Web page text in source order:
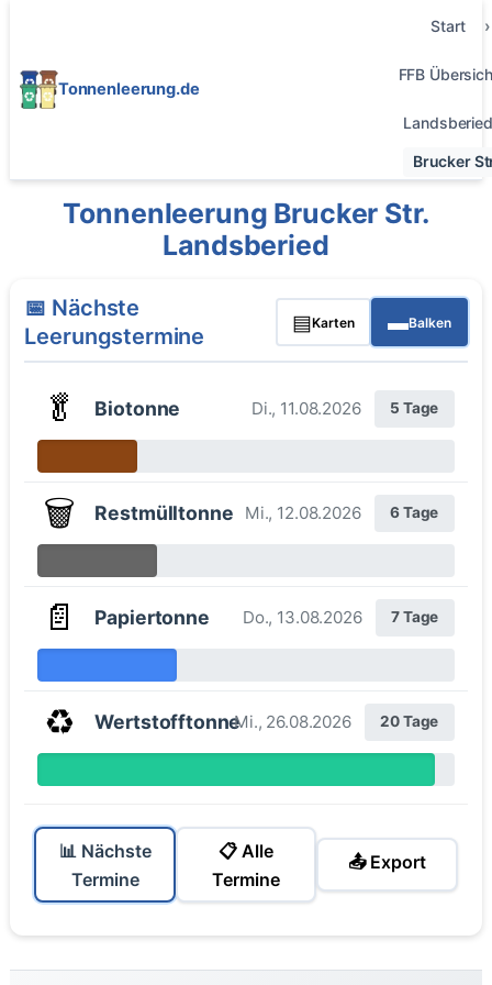
Tonnenleerung.de
Start
FFB
Landsberied
Brucker
Tonnenleerung Brucker Str.
Landsberied
📅 Nächste
Leerungstermine
▤Karten ▬Balken
🥬 Biotonne Di., 11.08.2026 5 Tage
🗑️ Restmülltonne Mi., 12.08.2026 6 Tage
📄 Papiertonne Do., 13.08.2026 7 Tage
♻️ WertstofftonneMi., 26.08.2026 20 Tage
📊 Nächste
Termine
📋 Alle
Termine
📤 Export